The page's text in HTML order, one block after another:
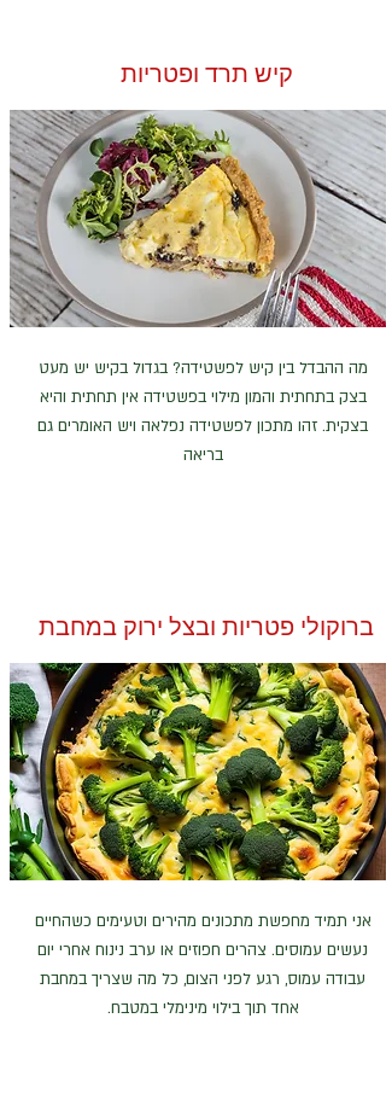
קיש תרד ופטריות
מה ההבדל בין קיש לפשטידה? בגדול בקיש יש מעט
בצק בתחתית והמון מילוי בפשטידה אין תחתית והיא
בצקית. זהו מתכון לפשטידה נפלאה ויש האומרים גם
בריאה
ברוקולי פטריות ובצל ירוק במחבת
אני תמיד מחפשת מתכונים מהירים וטעימים כשהחיים
נעשים עמוסים. צהרים חפוזים או ערב נינוח אחרי יום
עבודה עמוס, רגע לפני הצום, כל מה שצריך במחבת
אחד תוך בילוי מינימלי במטבח.